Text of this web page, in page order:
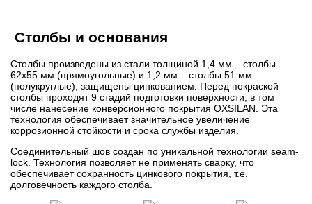
Столбы и основания
Столбы произведены из стали толщиной 1,4 мм – столбы
62х55 мм (прямоугольные) и 1,2 мм – столбы 51 мм
(полукруглые), защищены цинкованием. Перед покраской
столбы проходят 9 стадий подготовки поверхности, в том
числе нанесение конверсионного покрытия OXSILAN. Эта
технология обеспечивает значительное увеличение
коррозионной стойкости и срока службы изделия.
Соединительный шов создан по уникальной технологии seam-
lock. Технология позволяет не применять сварку, что
обеспечивает сохранность цинкового покрытия, т.е.
долговечность каждого столба.